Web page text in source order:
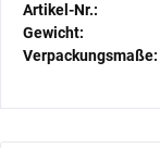
Artikel-Nr.:
Gewicht:
Verpackungsmaße: